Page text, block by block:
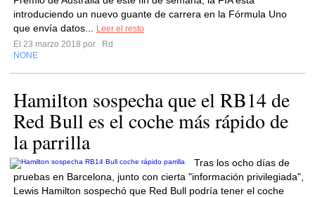
introduciendo un nuevo guante de carrera en la Fórmula Uno
que envía datos...
Leer el resto
El 23 marzo 2018 por
Rd
NONE
Hamilton sospecha que el RB14 de
Red Bull es el coche más rápido de
la parrilla
Tras los ocho días de
pruebas en Barcelona, ​​junto con cierta "información privilegiada",
Lewis Hamilton sospechó que Red Bull podría tener el coche